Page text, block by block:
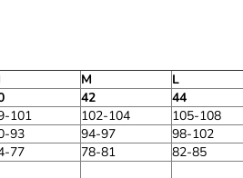
M L
42 44
101 102-104 105-108
93 94-97 98-102
77 78-81 82-85